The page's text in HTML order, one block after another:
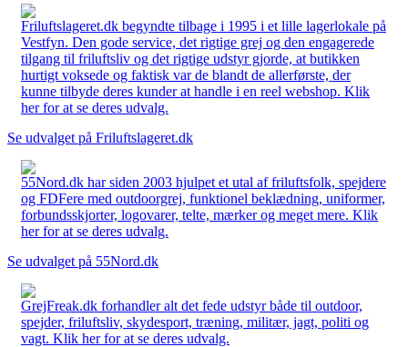
Friluftslageret.dk begyndte tilbage i 1995 i et lille lagerlokale på
Vestfyn. Den gode service, det rigtige grej og den engagerede
tilgang til friluftsliv og det rigtige udstyr gjorde, at butikken
hurtigt voksede og faktisk var de blandt de allerførste, der
kunne tilbyde deres kunder at handle i en reel webshop. Klik
her for at se deres udvalg.
Se udvalget på Friluftslageret.dk
55Nord.dk har siden 2003 hjulpet et utal af friluftsfolk, spejdere
og FDFere med outdoorgrej, funktionel beklædning, uniformer,
forbundsskjorter, logovarer, telte, mærker og meget mere. Klik
her for at se deres udvalg.
Se udvalget på 55Nord.dk
GrejFreak.dk forhandler alt det fede udstyr både til outdoor,
spejder, friluftsliv, skydesport, træning, militær, jagt, politi og
vagt. Klik her for at se deres udvalg.